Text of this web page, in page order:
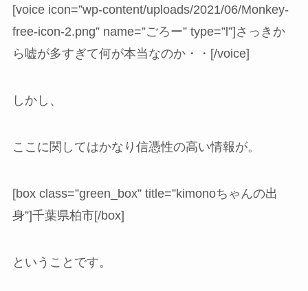
[voice icon=”wp-content/uploads/2021/06/Monkey-
free-icon-2.png” name=”ごろー” type=”l”]さっきか
ら嘘が多すぎて何が本当なのか・・[/voice]
しかし、
ここに関してはかなり信憑性の高い情報が。
[box class=”green_box” title=”kimonoちゃんの出
身”]千葉県柏市[/box]
ということです。